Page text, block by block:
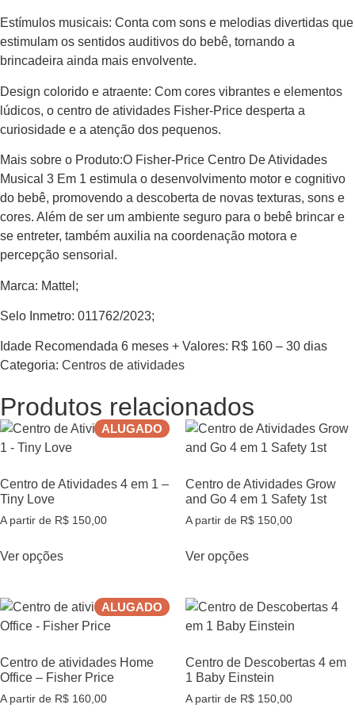
Estímulos musicais: Conta com sons e melodias divertidas que
estimulam os sentidos auditivos do bebê, tornando a
brincadeira ainda mais envolvente.
Design colorido e atraente: Com cores vibrantes e elementos
lúdicos, o centro de atividades Fisher-Price desperta a
curiosidade e a atenção dos pequenos.
Mais sobre o Produto:O Fisher-Price Centro De Atividades
Musical 3 Em 1 estimula o desenvolvimento motor e cognitivo
do bebê, promovendo a descoberta de novas texturas, sons e
cores. Além de ser um ambiente seguro para o bebê brincar e
se entreter, também auxilia na coordenação motora e
percepção sensorial.
Marca: Mattel;
Selo Inmetro: 011762/2023;
Idade Recomendada 6 meses + Valores: R$ 160 – 30 dias
Categoria: Centros de atividades
Produtos relacionados
ALUGADO
Centro de Atividades 4 em 1 –
Tiny Love
A partir de R$ 150,00
Ver opções
Centro de Atividades Grow
and Go 4 em 1 Safety 1st
A partir de R$ 150,00
Ver opções
ALUGADO
Centro de atividades Home
Office – Fisher Price
A partir de R$ 160,00
Centro de Descobertas 4 em
1 Baby Einstein
A partir de R$ 150,00